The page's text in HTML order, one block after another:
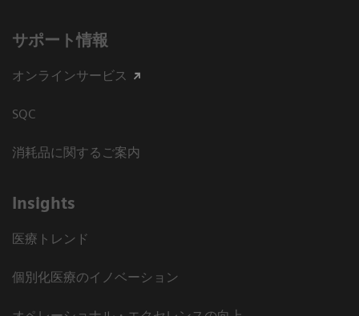
サポート情報
オンラインサービス
SQC
消耗品に関するご案内
Insights
医療トレンド
個別化医療のイノベーション